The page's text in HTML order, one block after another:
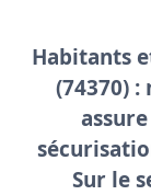
Habitants
(74370)
Sur le